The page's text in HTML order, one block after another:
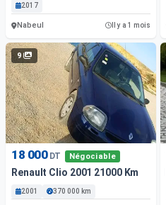
2017
Nabeul Il y a 1 mois
9
18 000 DT Négociable
Renault Clio 2001 21000 Km
2001 370 000 km